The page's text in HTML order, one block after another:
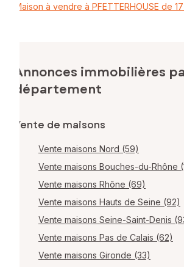
Maison à vendre à PFETTERHOUSE de
Annonces immobilières
département
Vente de maisons
Vente maisons Nord (59)
Vente maisons Bouches-du-Rhône
Vente maisons Rhône (69)
Vente maisons Hauts de Seine (92)
Vente maisons Seine-Saint-Denis
Vente maisons Pas de Calais (62)
Vente maisons Gironde (33)